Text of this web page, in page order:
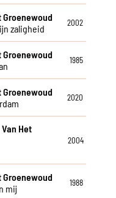
Groenewoud
zaligheid
2002
Groenewoud
1985
Groenewoud
2020
Het
2004
Groenewoud
mij
1988